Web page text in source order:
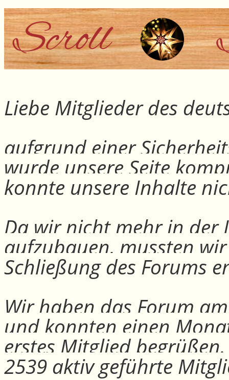
Liebe Mitglieder des
aufgrund einer
wurde unsere Seite
konnte unsere Inhalte
Da wir nicht mehr in der
aufzubauen, mussten
Schließung des Forums
Wir haben das Forum
und konnten einen
erstes Mitglied
2539 aktiv geführte